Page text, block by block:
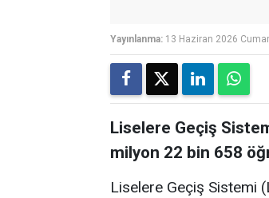
Yayınlanma: 13 Haziran 2026
Liselere Geçiş
milyon 22 bin 658
Liselere Geçiş Sistemi